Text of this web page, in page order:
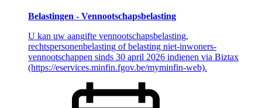
Belastingen - Vennootschapsbelasting
U kan uw aangifte vennootschapsbelasting,
rechtspersonenbelasting of belasting niet-inwoners-
vennootschappen sinds 30 april 2026 indienen via Biztax
(https://eservices.minfin.fgov.be/myminfin-web).